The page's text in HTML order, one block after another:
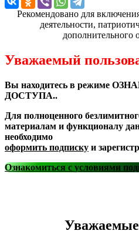
Рекомендовано для
деятельности,
дополнительного
Уважаемый
Вы находитесь в режиме
ДОСТУПА..
Для полноценного
материалам и функционалу
необходимо
оформить подписку и
Ознакомиться с условиями